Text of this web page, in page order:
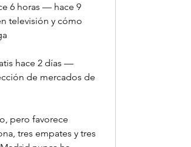
6 horas — hace 9
televisión y cómo
hace 2 días —
de mercados de
pero favorece
tres empates y tres